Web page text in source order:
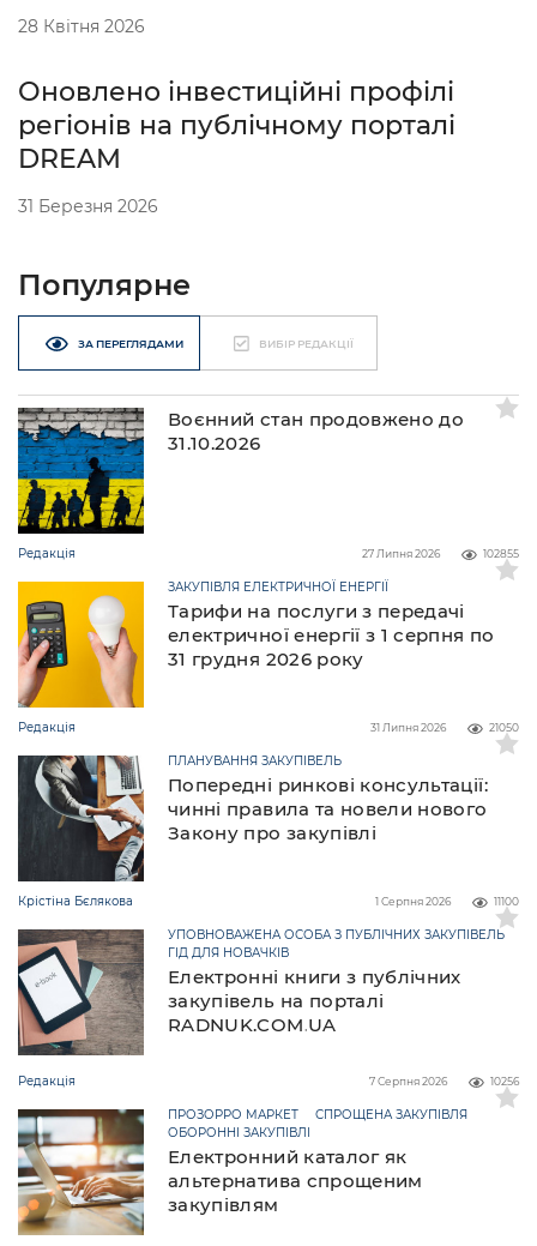
28 Квітня 2026
Оновлено інвестиційні профілі
регіонів на публічному порталі
DREAM
31 Березня 2026
Популярне
ЗА ПЕРЕГЛЯДАМИ ВИБІР РЕДАКЦІЇ
Воєнний стан продовжено до
31.10.2026
Редакція 102855
27 Липня 2026
Тарифи на послуги з передачі
електричної енергії з 1 серпня по
31 грудня 2026 року
ЗАКУПІВЛЯ ЕЛЕКТРИЧНОЇ ЕНЕРГІЇ
Редакція 21050
31 Липня 2026
Попередні ринкові консультації:
чинні правила та новели нового
Закону про закупівлі
ПЛАНУВАННЯ ЗАКУПІВЕЛЬ
Крістіна Бєлякова 11100
1 Серпня 2026
Електронні книги з публічних
закупівель на порталі
RADNUK.COM.UA
УПОВНОВАЖЕНА ОСОБА З ПУБЛІЧНИХ ЗАКУПІВЕЛЬ
ГІД ДЛЯ НОВАЧКІВ
Редакція 10256
7 Серпня 2026
Електронний каталог як
альтернатива спрощеним
закупівлям
ПРОЗОРРО МАРКЕТ
СПРОЩЕНА ЗАКУПІВЛЯ
ОБОРОННІ ЗАКУПІВЛІ